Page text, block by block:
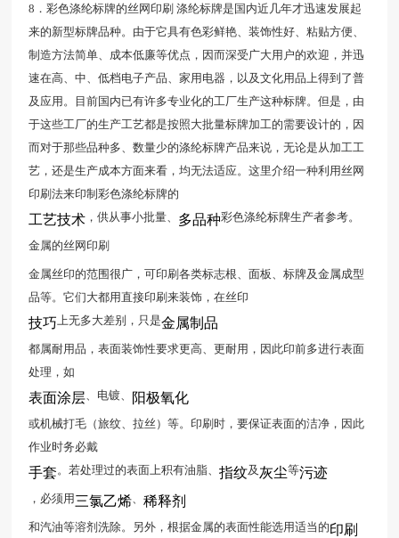
8．彩色涤纶标牌的丝网印刷 涤纶标牌是国内近几年才迅速发展起
来的新型标牌品种。由于它具有色彩鲜艳、装饰性好、粘贴方便、
制造方法简单、成本低廉等优点，因而深受广大用户的欢迎，并迅
速在高、中、低档电子产品、家用电器，以及文化用品上得到了普
及应用。目前国内已有许多专业化的工厂生产这种标牌。但是，由
于这些工厂的生产工艺都是按照大批量标牌加工的需要设计的，因
而对于那些品种多、数量少的涤纶标牌产品来说，无论是从加工工
艺，还是生产成本方面来看，均无法适应。这里介绍一种利用丝网
印刷法来印制彩色涤纶标牌的
工艺技术，供从事小批量、 多品种彩色涤纶标牌生产者参考。
金属的丝网印刷
金属丝印的范围很广，可印刷各类标志根、面板、标牌及金属成型
品等。它们大都用直接印刷来装饰，在丝印
技巧 上无多大差别，只是金属制品
都属耐用品，表面装饰性要求更高、更耐用，因此印前多进行表面
处理，如
表面涂层 、电镀、 阳极氧化
或机械打毛（旅纹、拉丝）等。印刷时，要保证表面的洁净，因此
作业时务必戴
手套 。若处理过的表面上积有油脂、 指纹及灰尘等污迹
，必须用 三氯乙烯、 稀释剂
和汽油等溶剂洗除。另外，根据金属的表面性能选用适当的印刷